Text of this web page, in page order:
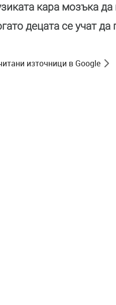
кара мозъка
децата се учат да
източници в Google